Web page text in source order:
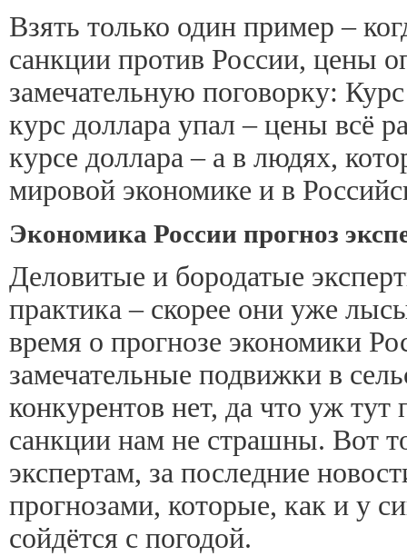
Взять только один пример –
санкции против России, цены
замечательную поговорку:
курс доллара упал – цены всё
курсе доллара – а в людях,
мировой экономике и в
Экономика России прогноз
Деловитые и бородатые
практика – скорее они уже
время о прогнозе экономики
замечательные подвижки в
конкурентов нет, да что уж
санкции нам не страшны. Вот
экспертам, за последние
прогнозами, которые, как и у
сойдётся с погодой.